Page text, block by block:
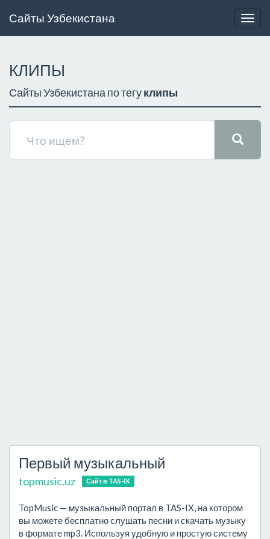
Сайты Узбекистана
КЛИПЫ
Сайты Узбекистана по тегуклипы
Первый музыкальный
topmusic.uz Сайт в TAS-IX
TopMusic — музыкальный портал в TAS-IX, на котором
вы можете бесплатно слушать песни и скачать музыку
в формате mp3. Используя удобную и простую систему